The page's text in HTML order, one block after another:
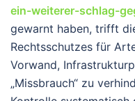
ein-weiterer-schlag-
gewarnt haben, trifft
Rechtsschutzes für
Vorwand,
„Missbrauch“ zu